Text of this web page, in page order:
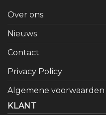
Over ons
Nieuws
Contact
Privacy Policy
Algemene voorwaarden
KLANT